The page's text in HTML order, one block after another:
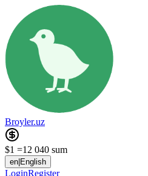
Broyler.uz
$1 =12 040 sum
en English
LoginRegister